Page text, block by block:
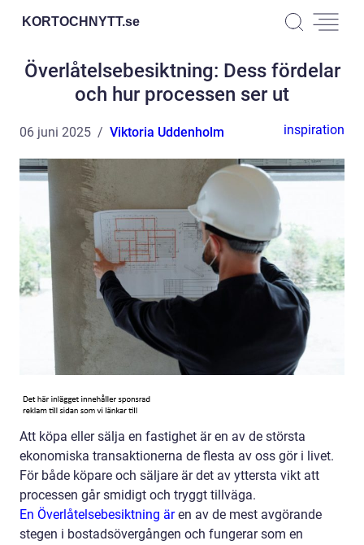
KORTOCHNYTT.se
Överlåtelsebesiktning: Dess fördelar
och hur processen ser ut
06 juni 2025 Viktoria Uddenholm inspiration
Att köpa eller sälja en fastighet är en av de största
ekonomiska transaktionerna de flesta av oss gör i livet.
För både köpare och säljare är det av yttersta vikt att
processen går smidigt och tryggt tillväga.
En Överlåtelsebesiktning ären av de mest avgörande
stegen i bostadsövergången och fungerar som en